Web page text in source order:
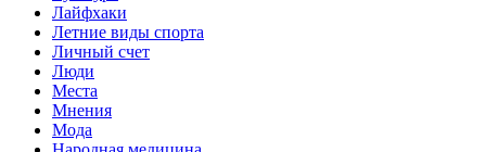
Лайфхаки
Летние виды спорта
Личный счет
Люди
Места
Мнения
Мода